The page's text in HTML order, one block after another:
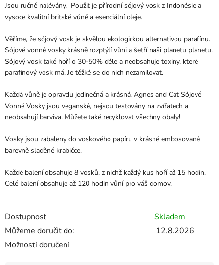
Jsou ručně nalévány. Použit je přírodní sójový vosk z Indonésie a
vysoce kvalitní britské vůně a esenciální oleje.
Věříme, že sójový vosk je skvělou ekologickou alternativou parafínu.
Sójové vonné vosky krásně rozptýlí vůni a šetří naši planetu planetu.
Sójový vosk také hoří o 30-50% déle a neobsahuje toxiny, které
parafínový vosk má. Je těžké se do nich nezamilovat.
Každá vůně je opravdu jedinečná a krásná. Agnes and Cat Sójové
Vonné Vosky jsou veganské, nejsou testovány na zvířatech a
neobsahují barviva. Můžete také recyklovat všechny obaly!
Vosky jsou zabaleny do voskového papíru v krásné embosované
barevně sladěné krabičce.
Každé balení obsahuje 8 vosků, z nichž každý kus hoří až 15 hodin.
Celé balení obsahuje až 120 hodin vůní pro váš domov.
Dostupnost
Skladem
Můžeme doručit do:
12.8.2026
Možnosti doručení